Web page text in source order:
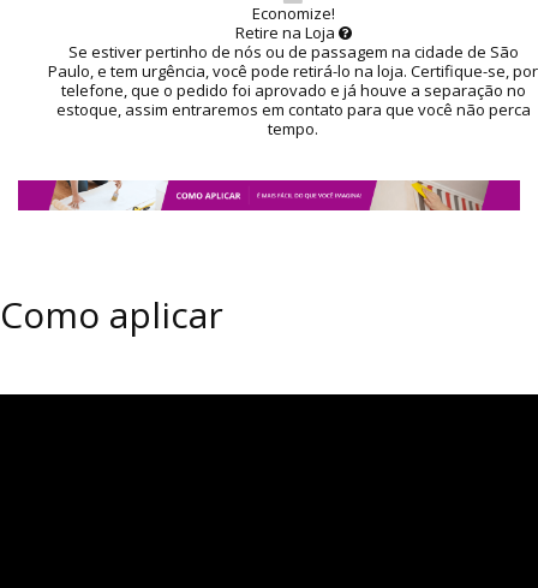
Economize!
Retire na Loja
Se estiver pertinho de nós ou de passagem na cidade de São
Paulo, e tem urgência, você pode retirá-lo na loja. Certifique-se, por
telefone, que o pedido foi aprovado e já houve a separação no
estoque, assim entraremos em contato para que você não perca
tempo.
Como aplicar